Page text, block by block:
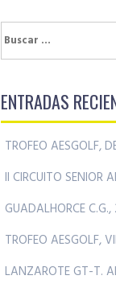
Buscar:
ENTRADAS
TROFEO AESGOLF,
II CIRCUITO SENIOR
GUADALHORCE
TROFEO AESGOLF,
LANZAROTE GT-T.